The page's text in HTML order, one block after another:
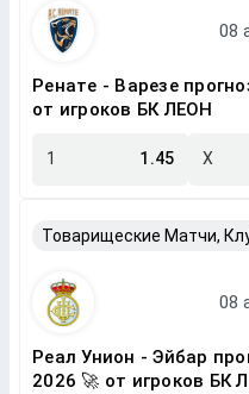
Ренате - Варезе
от игроков БК ЛЕОН
1 1.45 X
Реал Унион - Эйбар
2026 🚀 от игроков БК